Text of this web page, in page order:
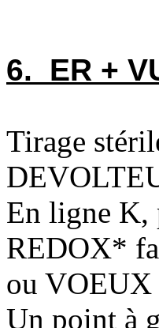
6. ER +
Tirage
En ligne K,
REDOX*
ou VOEUX
Un point à